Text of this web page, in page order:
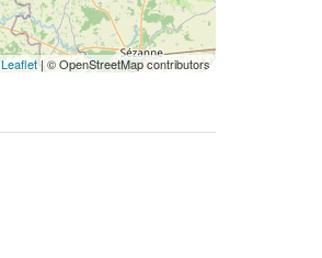
Leaflet| © OpenStreetMap contributors